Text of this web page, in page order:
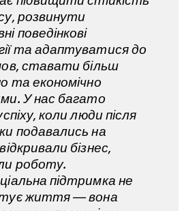
розвинути
поведінкові
та адаптуватися до
ставати більш
та економічно
У нас багато
коли люди після
подавались на
бізнес,
роботу.
підтримка не
життя — вона